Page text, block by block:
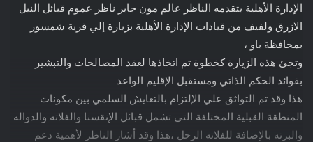
الإدارة الأهلية يتقدمه الناظر عالم مون جابر ناظر عموم قبائل النيل
الازرق ولفيف من قيادات الإدارة الأهلية بزيارة إلي قرية شمسور
بمحافظة باو ،
وتجئ هذه الزيارة كخطوة تم اتخاذها لعقد المصالحات والتبشير
بفوائد الحكم الذاتي ومستقبل الإقليم الواعد
هذا وقد تم التواثق علي الإلتزام بالتعايش السلمي بين مكونات
المنطقة القبلية المختلفة التي تشمل قبائل الإنقسنا والفلاته والدواله
والبرته بالإضافة للفلاته الرحل ،هذا وقد أشار الناظر لأهمية دعم